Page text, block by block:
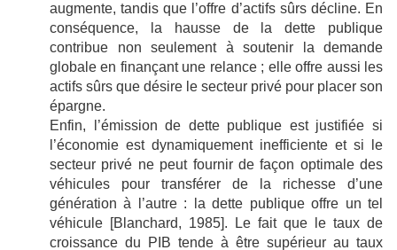
augmente, tandis que l’offre d’actifs sûrs décline. En
conséquence, la hausse de la dette publique
contribue non seulement à soutenir la demande
globale en finançant une relance ; elle offre aussi les
actifs sûrs que désire le secteur privé pour placer son
épargne.
Enfin, l’émission de dette publique est justifiée si
l’économie est dynamiquement inefficiente et si le
secteur privé ne peut fournir de façon optimale des
véhicules pour transférer de la richesse d’une
génération à l’autre : la dette publique offre un tel
véhicule [Blanchard, 1985]. Le fait que le taux de
croissance du PIB tende à être supérieur au taux